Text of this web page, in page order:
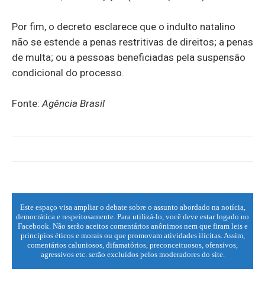
Por fim, o decreto esclarece que o indulto natalino
não se estende a penas restritivas de direitos; a penas
de multa; ou a pessoas beneficiadas pela suspensão
condicional do processo.
Fonte: Agência Brasil
Este espaço visa ampliar o debate sobre o assunto abordado na notícia,
democrática e respeitosamente. Para utilizá-lo, você deve estar logado no
Facebook. Não serão aceitos comentários anônimos nem que firam leis e
princípios éticos e morais ou que promovam atividades ilícitas. Assim,
comentários caluniosos, difamatórios, preconceituosos, ofensivos,
agressivos etc. serão excluídos pelos moderadores do site.